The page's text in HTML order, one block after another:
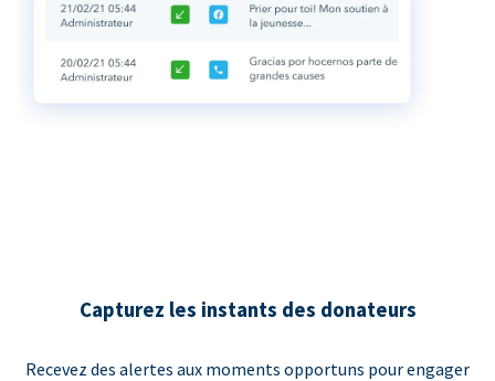
Capturez les instants des donateurs
Recevez des alertes aux moments opportuns pour engager